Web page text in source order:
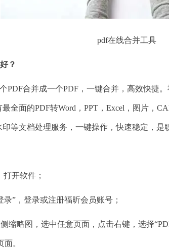
pdf在线合并工具
？
合并成一个PDF，一键合并，高效快捷。
全面的PDF转Word，PPT，Excel，图片，
印等文档处理服务，一键操作，快速稳定，是
开软件；
”，登录或注册福昕会员账号；
略图，选中任意页面，点击右键，选择
。